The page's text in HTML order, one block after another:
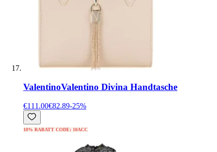
ValentinoValentino Divina Handtasche
€111.00€82.89-25%
10% RABATT CODE: 10ACC